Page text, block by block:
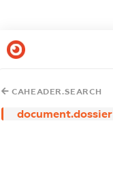
CAHEADER.SEARCH
document.dossier